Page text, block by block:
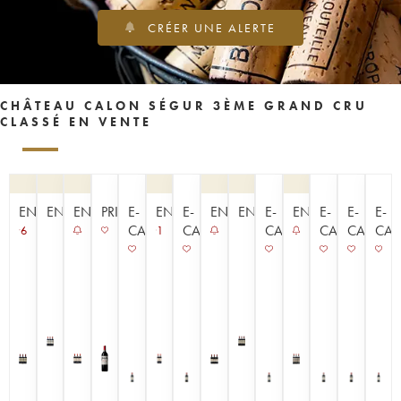
CRÉER UNE ALERTE
CHÂTEAU CALON SÉGUR 3ÈME GRAND CRU
CLASSÉ EN VENTE
ENCHÈRE
6
ENCHÈREENCHÈRE
PRIMEUR
E-
CAVISTE
ENCHÈRE
1
E-
CAVISTE
ENCHÈREENCHÈRE
E-
CAVISTE
ENCHÈRE
E-
CAVISTE
E-
CAVISTE
E-